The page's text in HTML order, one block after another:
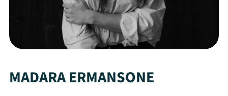
MADARA ERMANSONE